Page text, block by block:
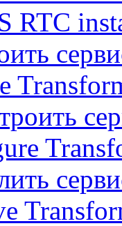
RTC